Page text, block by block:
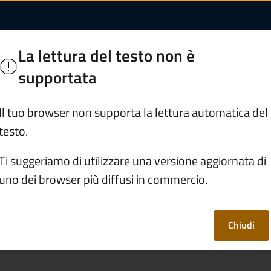
(Tari) | Comune di
Servizi Vivere il Comune
Pagare la tassa rifiuti (Tari)
(Tari)
La lettura del testo non è
supportata
Il tuo browser non supporta la lettura automatica del
suggeriamo di utilizzare una versione aggiornata di
uno dei browser più diffusi in commercio.
Chiudi